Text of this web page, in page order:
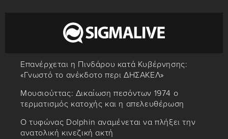
Επανέρχεται η Πινδάρου κατά Κυβέρνησης:
«Γνωστό το ανέκδοτο περι ΔΗΣΑΚΕΛ»
Μουσιούττας: Δικαίωση πεσόντων 1974 ο
τερματισμός κατοχής και η απελευθέρωση
Ο τυφώνας Dolphin αναμένεται να πλήξει την
ανατολική κινεζική ακτή